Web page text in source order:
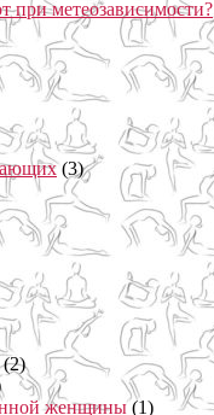
при метеозависимости?
(3)
(2)
женщины(1)